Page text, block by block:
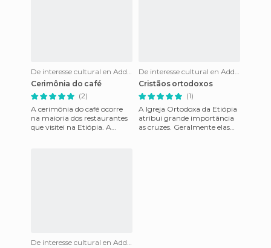
De interesse cultural en Addis Ababa
Cerimônia do café
(2)
A cerimônia do café ocorre
na maioria dos restaurantes
que visitei na Etiópia. A
De interesse cultural en Addis Ababa
Cristãos ortodoxos
(1)
A Igreja Ortodoxa da Etiópia
atribui grande importância
as cruzes. Geralmente elas
De interesse cultural en Addis Ababa